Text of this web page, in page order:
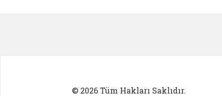
© 2026 Tüm Hakları Saklıdır.